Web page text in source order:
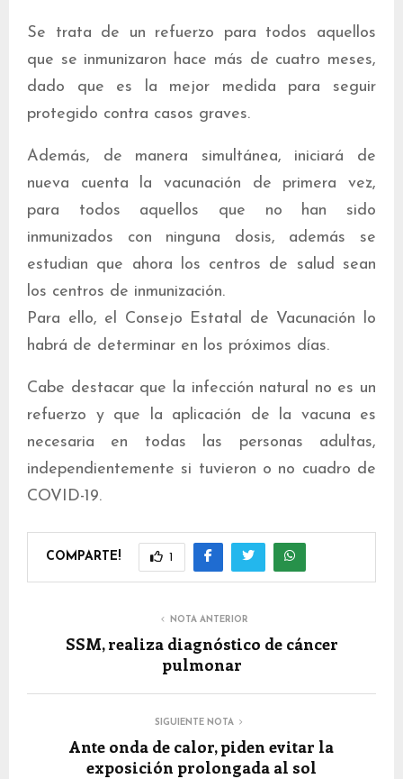
Se trata de un refuerzo para todos aquellos
que se inmunizaron hace más de cuatro meses,
dado que es la mejor medida para seguir
protegido contra casos graves.
Además, de manera simultánea, iniciará de
nueva cuenta la vacunación de primera vez,
para todos aquellos que no han sido
inmunizados con ninguna dosis, además se
estudian que ahora los centros de salud sean
los centros de inmunización.
Para ello, el Consejo Estatal de Vacunación lo
habrá de determinar en los próximos días.
Cabe destacar que la infección natural no es un
refuerzo y que la aplicación de la vacuna es
necesaria en todas las personas adultas,
independientemente si tuvieron o no cuadro de
COVID-19.
COMPARTE! 1
NOTA ANTERIOR
SSM, realiza diagnóstico de cáncer
pulmonar
SIGUIENTE NOTA
Ante onda de calor, piden evitar la
exposición prolongada al sol